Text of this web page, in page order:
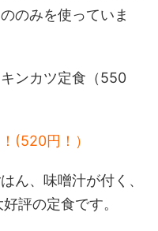
のみを使っていま
ンカツ定食（550
(520円！）
ん、味噌汁が付く、
評の定食です。